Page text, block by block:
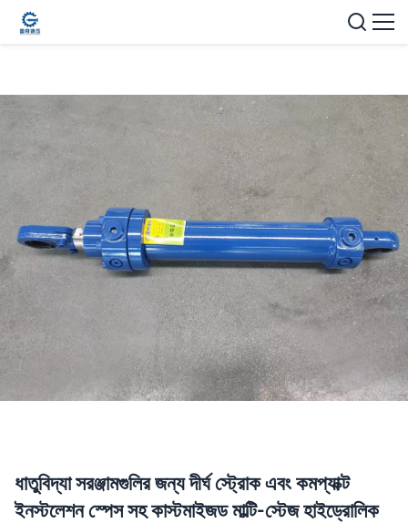
ধাতুবিদ্যা সরঞ্জামগুলির জন্য দীর্ঘ স্ট্রোক এবং কমপ্যাক্ট
ইনস্টলেশন স্পেস সহ কাস্টমাইজড মাল্টি-স্টেজ হাইড্রোলিক